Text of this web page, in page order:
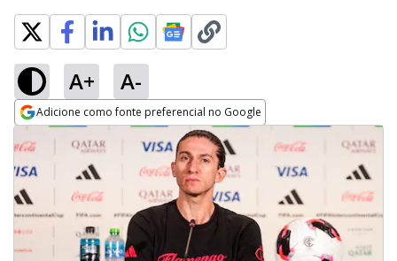
A+ A-
Adicione como fonte preferencial no Google
Opens in new window